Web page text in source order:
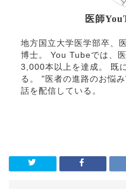
医師
地方国立大学医学部卒、
博士。 You Tubeでは、
3,000本以上を達成。 既
る。 "医者の進路のお悩
話を配信している。